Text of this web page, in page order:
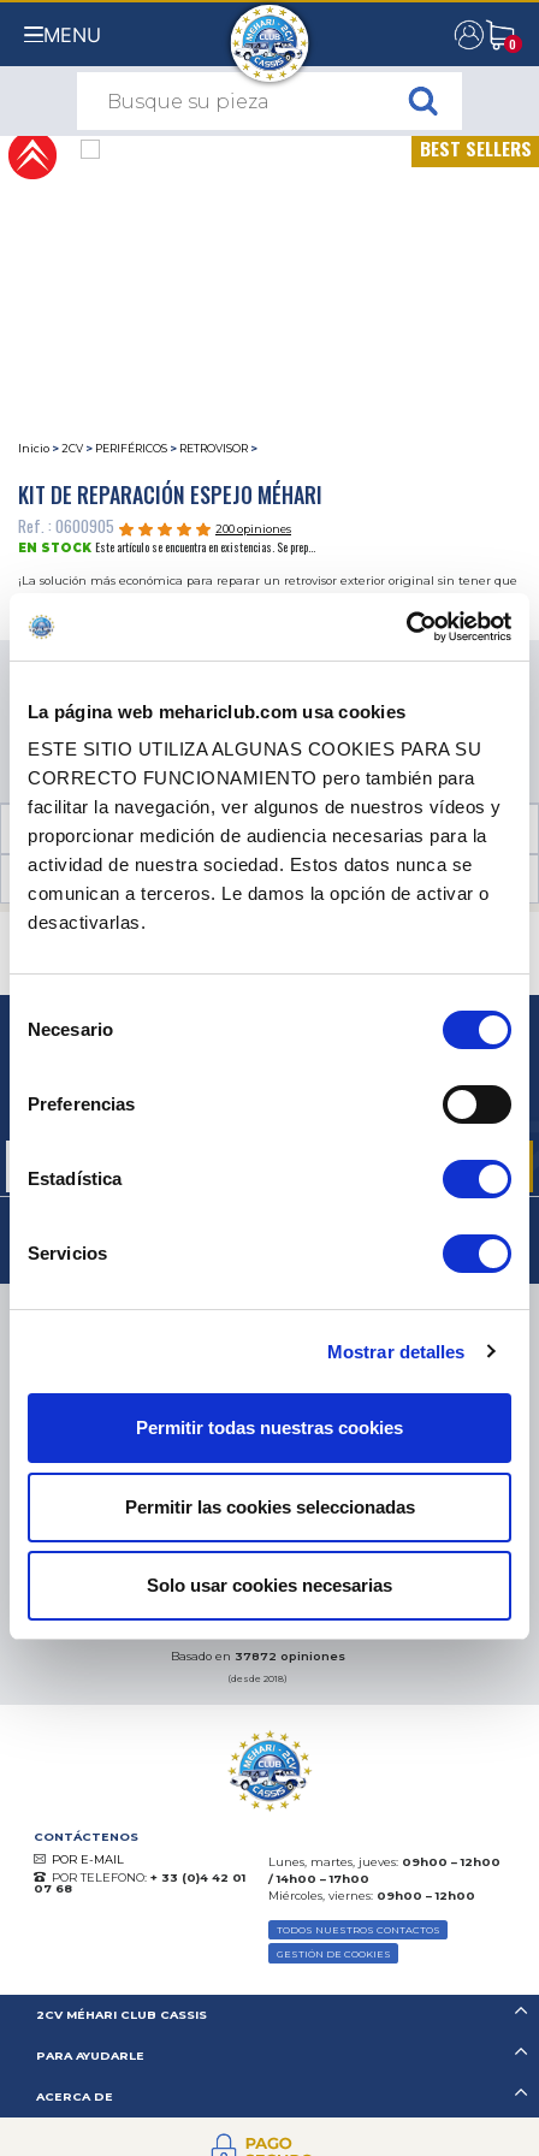
La página web mehariclub.com usa cookies
ESTE SITIO UTILIZA ALGUNAS COOKIES PARA SU
CORRECTO FUNCIONAMIENTO pero también para
facilitar la navegación, ver algunos de nuestros vídeos y
proporcionar medición de audiencia necesarias para la
actividad de nuestra sociedad. Estos datos nunca se
comunican a terceros. Le damos la opción de activar o
desactivarlas.
Necesario
Preferencias
Estadística
Servicios
Mostrar detalles
Permitir todas nuestras cookies
Permitir las cookies seleccionadas
Solo usar cookies necesarias
MENU 0
0
BEST SELLERS
Inicio >2CV > PERIFÉRICOS > RETROVISOR >
KIT DE REPARACIÓN ESPEJO MÉHARI
Ref. : 0600905
200 opiniones
EN STOCK Este artículo se encuentra en existencias. Se prep...
¡La solución más económica para reparar un retrovisor exterior original sin tener que
fijación estén en buen est...
Precio al público
INFORMACIÓN TÉCNICA
OPINIONES DE CLIENTES (200)
nuestras ofertas promocionales y noticias de productos
ENTREGA
eKomi
08.08.2026 MÁS
Basado en 37872 opiniones
(desde 2018)
CONTÁCTENOS
POR E-MAIL
POR TELEFONO: + 33 (0)4 42 01
07 68
Lunes, martes, jueves: 09h00 – 12h00
/ 14h00 – 17h00
Miércoles, viernes: 09h00 – 12h00
TODOS NUESTROS CONTACTOS
GESTIÓN DE COOKIES
2CV MÉHARI CLUB CASSIS
PARA AYUDARLE
ACERCA DE